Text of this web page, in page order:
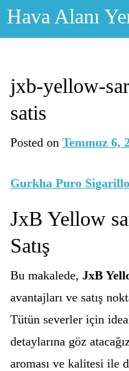
Skip
Hava Alanı
jxb-yellow-
satis
Posted on Temmuz 6,
Gurkha Puro
JxB Yellow
Satış
Bu makalede, JxB
avantajları ve satış
Tütün severler için
detaylarına göz
aroması ve kalitesi ile